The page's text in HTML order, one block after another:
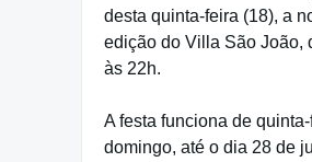
desta quinta-feira (18), a
edição do Villa São João,
às 22h.
A festa funciona de
domingo, até o dia 28 de